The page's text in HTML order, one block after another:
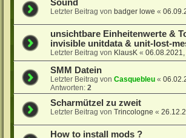
Sound
Letzter Beitrag von badger lowe «
unsichtbare Einheitenwerte &
invisible unitdata & unit-lost-
Letzter Beitrag von KlausK «
SMM Datein
Letzter Beitrag vonCasquebleu «
Antworten:2
Scharmützel zu zweit
Letzter Beitrag vonTrincologne «
How to install mods ?